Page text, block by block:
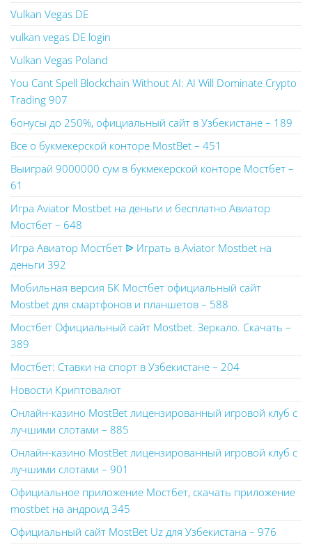
Vulkan Vegas DE
vulkan vegas DE login
Vulkan Vegas Poland
You Cant Spell Blockchain Without AI: AI Will Dominate Crypto
Trading 907
бонусы до 250%, официальный сайт в Узбекистане – 189
Все о букмекерской конторе MostBet – 451
Выиграй 9000000 сум в букмекерской конторе Мостбет –
61
Игра Aviator Mostbet на деньги и бесплатно Авиатор
Мостбет – 648
Игра Авиатор Мостбет ᐉ Играть в Aviator Mostbet на
деньги 392
Мобильная версия БК Мостбет официальный сайт
Mostbet для смартфонов и планшетов – 588
Мостбет Официальный сайт Mostbet. Зеркало. Скачать –
389
Мостбет: Ставки на спорт в Узбекистане – 204
Новости Криптовалют
Онлайн-казино MostBet лицензированный игровой клуб с
лучшими слотами – 885
Онлайн-казино MostBet лицензированный игровой клуб с
лучшими слотами – 901
Официальное приложение Мостбет, скачать приложение
mostbet на андроид 345
Официальный сайт MostBet Uz для Узбекистана – 976